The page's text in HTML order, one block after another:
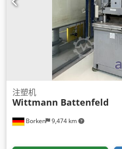
Borken 9,474 km
注塑机
Wittmann Battenfeld